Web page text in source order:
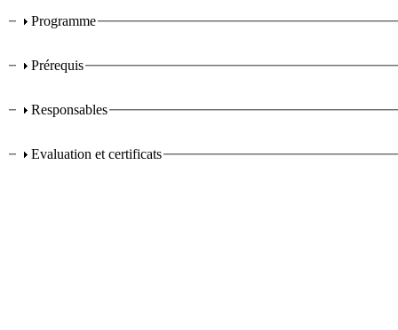
Programme
Prérequis
Responsables
Evaluation et certificats